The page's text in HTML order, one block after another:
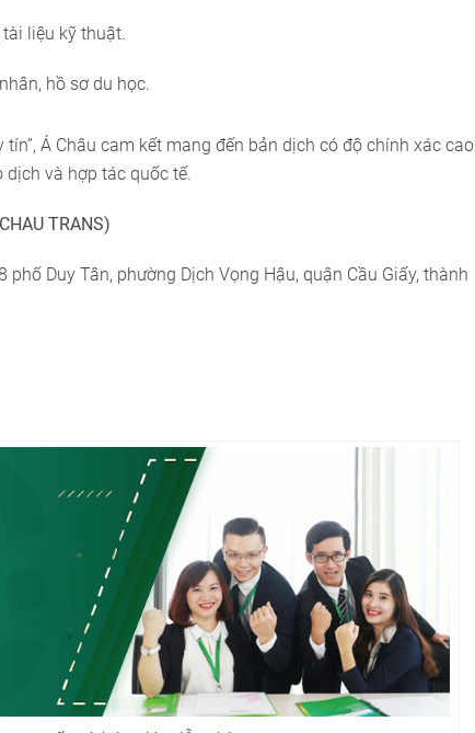
tài liệu kỹ thuật.
hồ sơ du học.
Á Châu cam kết mang đến bản dịch có độ chính xác cao
và hợp tác quốc tế.
TRANS)
phố Duy Tân, phường Dịch Vọng Hậu, quận Cầu Giấy, thành